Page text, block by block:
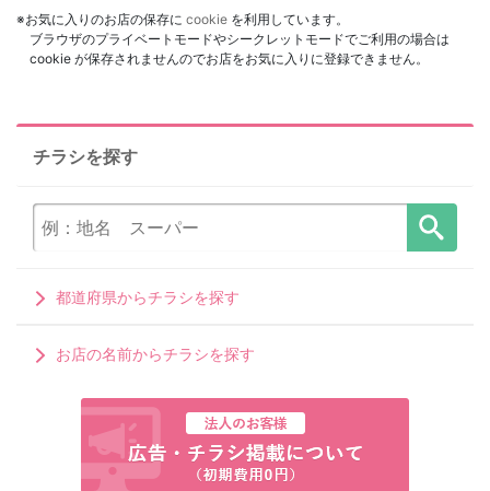
※お気に入りのお店の保存に cookie を利用しています。
ブラウザのプライベートモードやシークレットモードでご利用の場合は
cookie が保存されませんのでお店をお気に入りに登録できません。
チラシを探す
都道府県からチラシを探す
お店の名前からチラシを探す